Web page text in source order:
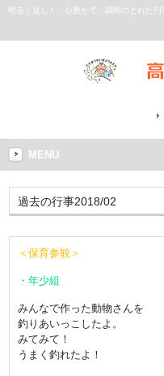
明るく逞しく、心豊かで、調和のとれた円
MENU
過去の行事2018/02
＜保育参観＞
・年少組
みんなで作った動物さんを
釣りあいっこしたよ。
みてみて！
うまく釣れたよ！